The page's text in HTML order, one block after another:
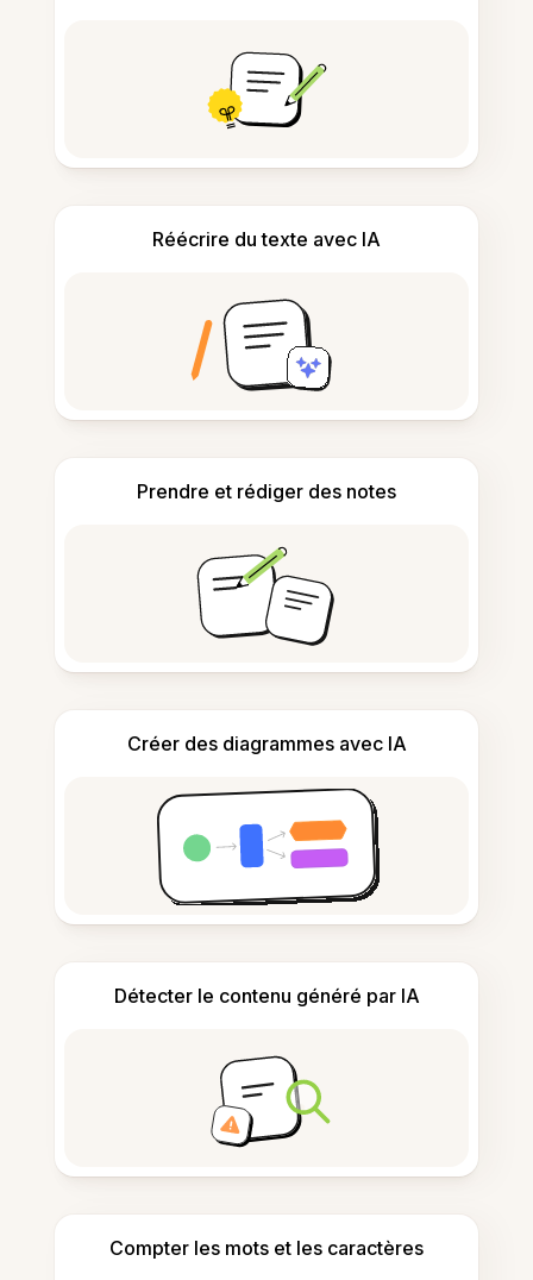
Réécrire du texte avec IA
Prendre et rédiger des notes
Créer des diagrammes avec IA
Détecter le contenu généré par IA
Compter les mots et les caractères